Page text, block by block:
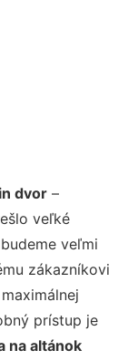
dvor –
veľké
veľmi
zákazníkovi
prístup je
na altánok